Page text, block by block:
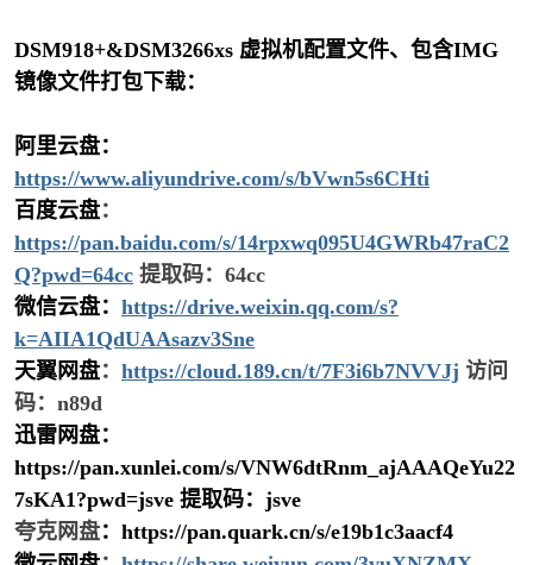
DSM918+&DSM3266xs 虚拟机配置文件、包含IMG
镜像文件打包下载：
阿里云盘：
https://www.aliyundrive.com/s/bVwn5s6CHti
百度云盘：
https://pan.baidu.com/s/14rpxwq095U4GWRb47raC2
Q?pwd=64cc 提取码：64cc
微信云盘： https://drive.weixin.qq.com/s?
k=AIIA1QdUAAsazv3Sne
天翼网盘： https://cloud.189.cn/t/7F3i6b7NVVJj 访问
码：n89d
迅雷网盘：
https://pan.xunlei.com/s/VNW6dtRnm_ajAAAQeYu22
7sKA1?pwd=jsve 提取码：jsve
夸克网盘：https://pan.quark.cn/s/e19b1c3aacf4